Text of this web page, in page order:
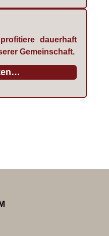
dauerhaft
Gemeinschaft.